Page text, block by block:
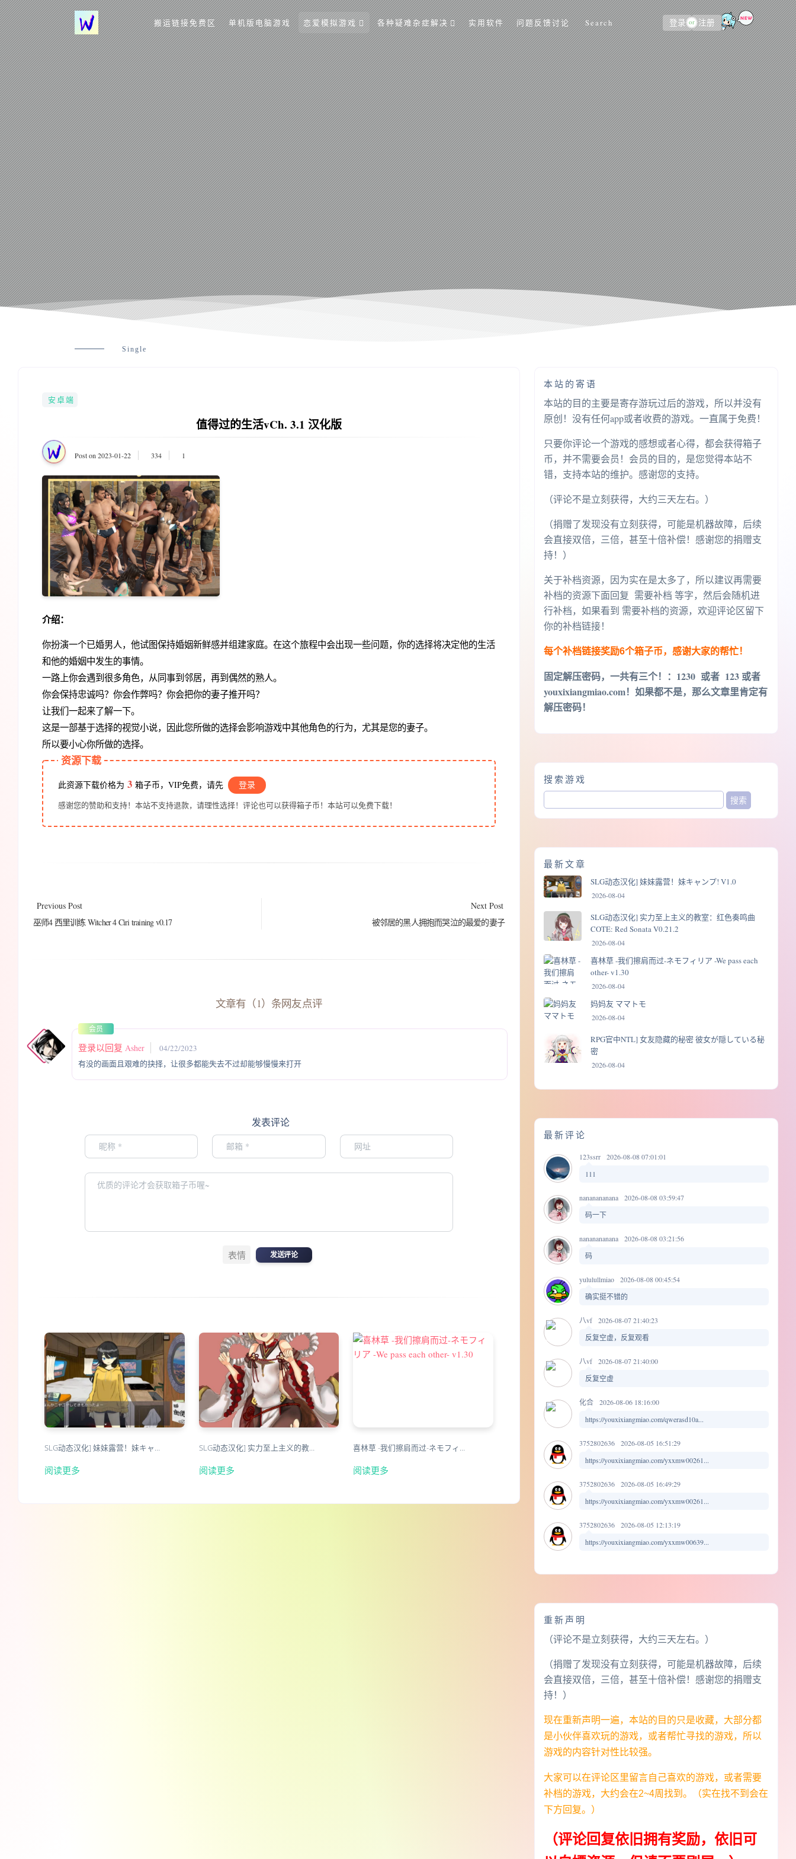
搬运链接免费区 单机版电脑游戏 恋爱模拟游戏 各种疑难杂症解决 实用软件 问题反馈讨论 Search 登录 or 注册
Single
安卓端
值得过的生活vCh. 3.1 汉化版
Post on 2023-01-22 334 1
介绍：
你扮演一个已婚男人，他试图保持婚姻新鲜感并组建家庭。在这个旅程中会出现一些问题，你的选择将决定他的生活
和他的婚姻中发生的事情。
一路上你会遇到很多角色，从同事到邻居，再到偶然的熟人。
你会保持忠诚吗？你会作弊吗？你会把你的妻子推开吗？
让我们一起来了解一下。
这是一部基于选择的视觉小说，因此您所做的选择会影响游戏中其他角色的行为，尤其是您的妻子。
所以要小心你所做的选择。
资源下载
此资源下载价格为 3 箱子币，VIP免费，请先 登录
感谢您的赞助和支持！本站不支持退款，请理性选择！评论也可以获得箱子币！本站可以免费下载！
Previous Post
巫师4 西里训练 Witcher 4 Ciri training v0.17
Next Post
被邻居的黑人拥抱而哭泣的最爱的妻子
文章有（1）条网友点评
会员
登录以回复 Asher
04/22/2023
有没的画面且艰难的抉择，让很多都能失去不过却能够慢慢来打开
发表评论
表情 发送评论
SLG动态汉化] 妹妹露营！妹キャ…
阅读更多
SLG动态汉化] 实力至上主义的教…
阅读更多
喜林草 -我们擦肩而过-ネモフィ…
阅读更多
本站的寄语
本站的目的主要是寄存游玩过后的游戏，所以并没有
原创！没有任何app或者收费的游戏。一直属于免费！
只要你评论一个游戏的感想或者心得，都会获得箱子
币，并不需要会员！会员的目的，是您觉得本站不
错，支持本站的维护。感谢您的支持。
（评论不是立刻获得，大约三天左右。）
（捐赠了发现没有立刻获得，可能是机器故障，后续
会直接双倍，三倍，甚至十倍补偿！感谢您的捐赠支
持！）
关于补档资源，因为实在是太多了，所以建议再需要
补档的资源下面回复 需要补档 等字，然后会随机进
行补档，如果看到 需要补档的资源，欢迎评论区留下
你的补档链接！
每个补档链接奖励6个箱子币，感谢大家的帮忙！
固定解压密码，一共有三个！ ：1230 或者 123 或者
youxixiangmiao.com！如果都不是，那么文章里肯定有
解压密码！
搜索游戏
最新文章
SLG动态汉化] 妹妹露营！妹キャンプ! V1.0
2026-08-04
SLG动态汉化] 实力至上主义的教室：红色奏鸣曲
COTE: Red Sonata V0.21.2
2026-08-04
喜林草 -我们擦肩而过-ネモフィリア -We pass each
other- v1.30
2026-08-04
妈妈友 ママトモ
2026-08-04
RPG官中NTL] 女友隐藏的秘密 彼女が隠している秘
密
2026-08-04
最新评论
123ssrr
2026-08-08 07:01:01
111
nananananana
2026-08-08 03:59:47
码一下
nananananana
2026-08-08 03:21:56
码
yululullmiao
2026-08-08 00:45:54
确实挺不错的
八vf
2026-08-07 21:40:23
反复空虚，反复观看
八vf
2026-08-07 21:40:00
反复空虚
化合
2026-08-06 18:16:00
https://youxixiangmiao.com/qwerasd10a...
3752802636
2026-08-05 16:51:29
https://youxixiangmiao.com/yxxmw00261...
3752802636
2026-08-05 16:49:29
https://youxixiangmiao.com/yxxmw00261...
3752802636
2026-08-05 12:13:19
https://youxixiangmiao.com/yxxmw00639...
重新声明
（评论不是立刻获得，大约三天左右。）
（捐赠了发现没有立刻获得，可能是机器故障，后续
会直接双倍，三倍，甚至十倍补偿！感谢您的捐赠支
持！）
现在重新声明一遍，本站的目的只是收藏，大部分都
是小伙伴喜欢玩的游戏，或者帮忙寻找的游戏，所以
游戏的内容针对性比较强。
大家可以在评论区里留言自己喜欢的游戏，或者需要
补档的游戏，大约会在2~4周找到。（实在找不到会在
下方回复。）
（评论回复依旧拥有奖励，依旧可